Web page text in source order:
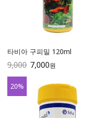
타비아 구피밀 120ml
9,000 7,000원
20%